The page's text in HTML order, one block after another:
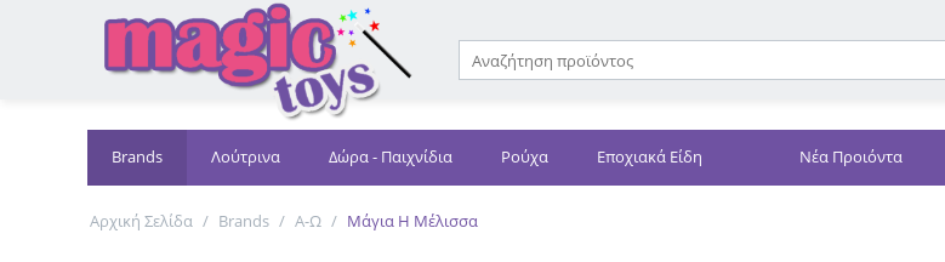
Brands
Λούτρινα Δώρα - Παιχνίδια Ρούχα Εποχιακά Είδη Νέα Προιόντα
Αρχική Σελίδα / Brands / Α-Ω / Μάγια Η Μέλισσα